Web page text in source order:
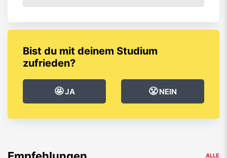
Bist du mit deinem Studium
zufrieden?
🤩JA 😤NEIN
ALLE